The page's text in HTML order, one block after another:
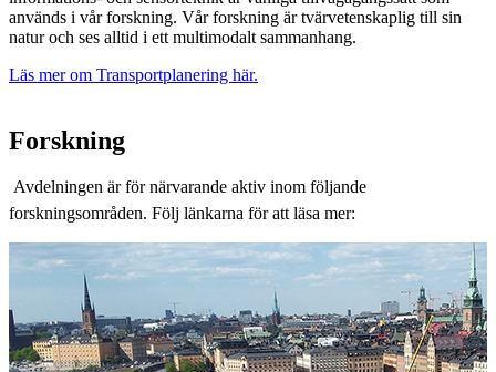
används i vår forskning. Vår forskning är tvärvetenskaplig till sin
natur och ses alltid i ett multimodalt sammanhang.
Läs mer om Transportplanering här.
Forskning
Avdelningen är för närvarande aktiv inom följande
forskningsområden. Följ länkarna för att läsa mer: